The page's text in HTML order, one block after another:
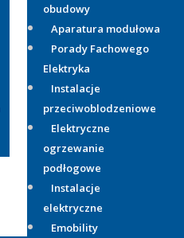
obudowy
Aparatura modułowa
Porady Fachowego
Elektryka
Instalacje
przeciwoblodzeniowe
Elektryczne
ogrzewanie
podłogowe
Instalacje
elektryczne
Emobility